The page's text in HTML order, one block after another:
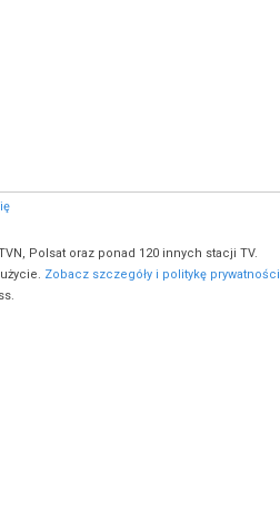
Polsat oraz ponad 120 innych stacji TV.
Zobacz szczegóły i politykę prywatności